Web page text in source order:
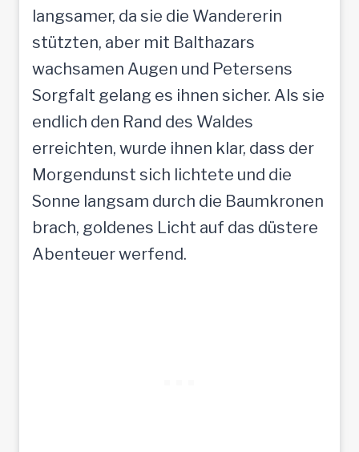
langsamer, da sie die Wandererin
stützten, aber mit Balthazars
wachsamen Augen und Petersens
Sorgfalt gelang es ihnen sicher. Als sie
endlich den Rand des Waldes
erreichten, wurde ihnen klar, dass der
Morgendunst sich lichtete und die
Sonne langsam durch die Baumkronen
brach, goldenes Licht auf das düstere
Abenteuer werfend.